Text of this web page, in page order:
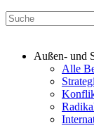
Außen- und
Alle